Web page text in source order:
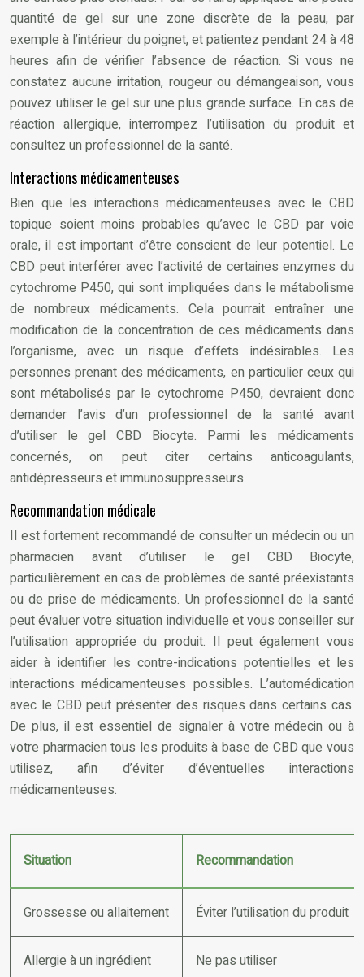
quantité de gel sur une zone discrète de la peau, par
exemple à l’intérieur du poignet, et patientez pendant 24 à 48
heures afin de vérifier l’absence de réaction. Si vous ne
constatez aucune irritation, rougeur ou démangeaison, vous
pouvez utiliser le gel sur une plus grande surface. En cas de
réaction allergique, interrompez l’utilisation du produit et
consultez un professionnel de la santé.
Interactions médicamenteuses
Bien que les interactions médicamenteuses avec le CBD
topique soient moins probables qu’avec le CBD par voie
orale, il est important d’être conscient de leur potentiel. Le
CBD peut interférer avec l’activité de certaines enzymes du
cytochrome P450, qui sont impliquées dans le métabolisme
de nombreux médicaments. Cela pourrait entraîner une
modification de la concentration de ces médicaments dans
l’organisme, avec un risque d’effets indésirables. Les
personnes prenant des médicaments, en particulier ceux qui
sont métabolisés par le cytochrome P450, devraient donc
demander l’avis d’un professionnel de la santé avant
d’utiliser le gel CBD Biocyte. Parmi les médicaments
concernés, on peut citer certains anticoagulants,
antidépresseurs et immunosuppresseurs.
Recommandation médicale
Il est fortement recommandé de consulter un médecin ou un
pharmacien avant d’utiliser le gel CBD Biocyte,
particulièrement en cas de problèmes de santé préexistants
ou de prise de médicaments. Un professionnel de la santé
peut évaluer votre situation individuelle et vous conseiller sur
l’utilisation appropriée du produit. Il peut également vous
aider à identifier les contre-indications potentielles et les
interactions médicamenteuses possibles. L’automédication
avec le CBD peut présenter des risques dans certains cas.
De plus, il est essentiel de signaler à votre médecin ou à
votre pharmacien tous les produits à base de CBD que vous
utilisez, afin d’éviter d’éventuelles interactions
médicamenteuses.
Situation Recommandation
Grossesse ou allaitement Éviter l’utilisation du produit
Allergie à un ingrédient Ne pas utiliser